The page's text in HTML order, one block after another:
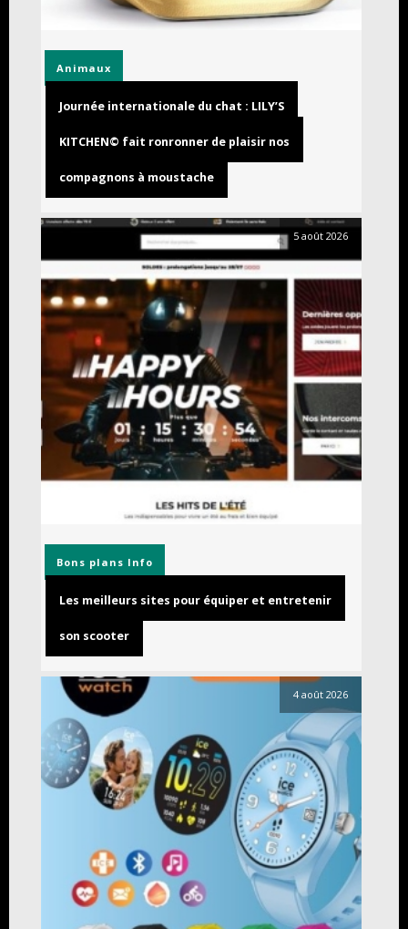
Animaux
Journée internationale du chat : LILY’S
KITCHEN© fait ronronner de plaisir nos
compagnons à moustache
5 août 2026
Bons plans Info
Les meilleurs sites pour équiper et entretenir
son scooter
4 août 2026